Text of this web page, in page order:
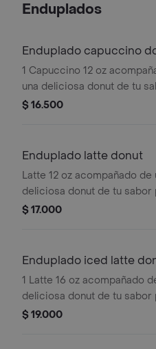
Enduplados
1 Capuccino 12 oz
una deliciosa donut de tu
preferido.
$ 16.500
Enduplado latte donut
Latte 12 oz acompañado de
deliciosa donut de tu sabor
$ 17.000
Enduplado
1 Latte 16 oz acompañado
deliciosa donut de tu
$ 19.000